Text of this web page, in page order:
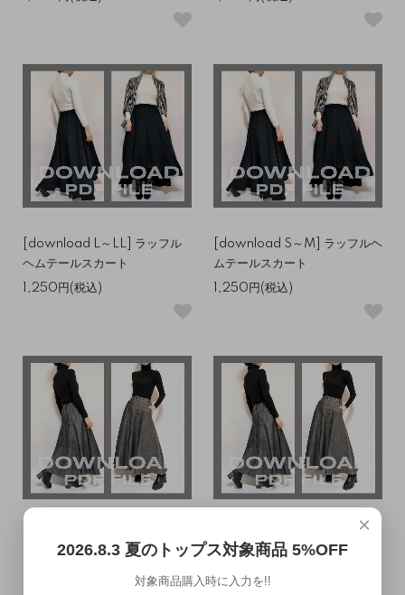
[download L～LL] ラッフル
ヘムテールスカート
1,250円(税込)
[download S～M] ラッフルヘ
ムテールスカート
1,250円(税込)
スカート
カート
1,300円(税込)
×
2026.8.3 夏のトップス対象商品 5%OFF
対象商品購入時に入力を!!